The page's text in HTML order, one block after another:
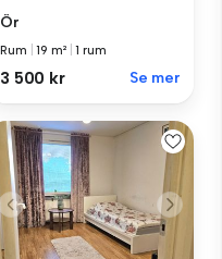
Ör
Rum |19 m² |1 rum
3 500 kr Se mer